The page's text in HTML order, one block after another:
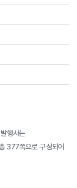
행사는
377쪽으로 구성되어